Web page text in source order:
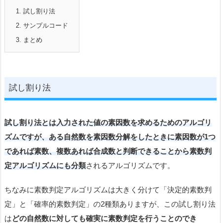
1. 試し割り法
2. サンプルコード
3. まとめ
試し割り法
試し割り法とは入力された値の素因数を求めるためのアルゴリ
ズムですが、ある自然数を素因数分解をしたときに素因数が1つ
であれば素数、複数あれば合成数と判断できることから素数判
定アルゴリズムにも分類されるアルゴリズムです。
ちなみに素数判定アルゴリズムは大きく分けて「決定的素数判
定」と「確率的素数判定」の2種類ありますが、この試し割り法
はどの自然数に対しても確実に素数判定を行うことのでき